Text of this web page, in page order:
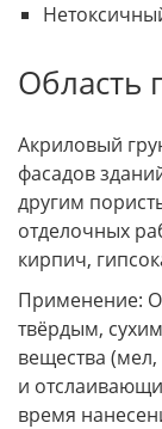
Область
Акриловый
фасадов
другим
отделочных
кирпич,
Применение:
твёрдым,
вещества
и
время